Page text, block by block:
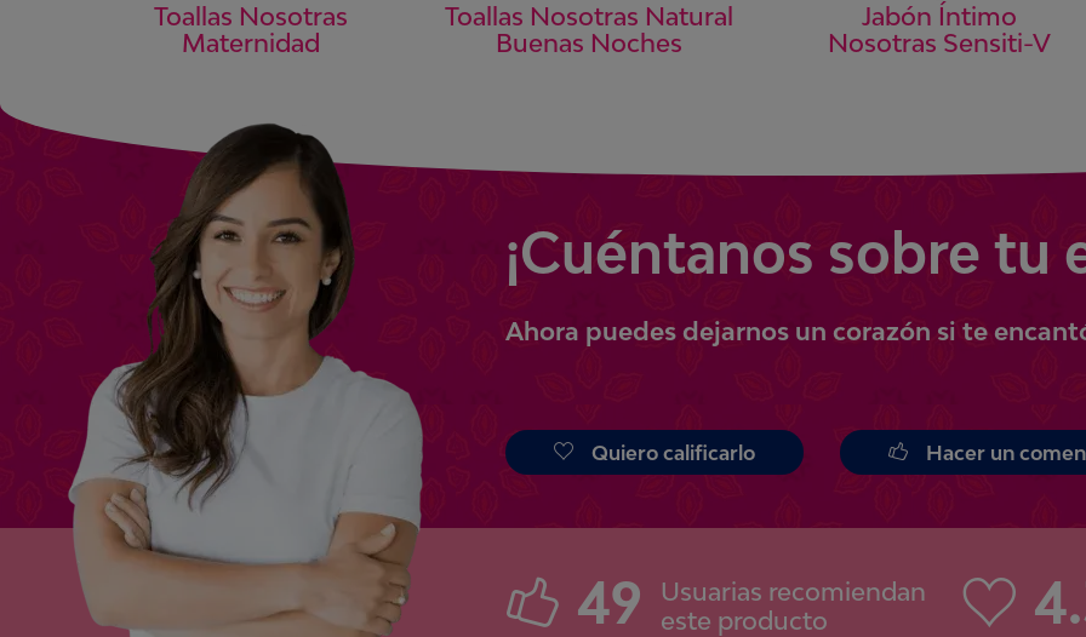
Toallas Nosotras
Maternidad
Toallas Nosotras Natural
Buenas Noches
Jabón Íntimo
Nosotras Sensiti-V
¡Cuéntanos sobre tu
Ahora puedes dejarnos un corazón si te
Quiero calificarlo Hacer un
49
Usuarias recomiendan
este producto